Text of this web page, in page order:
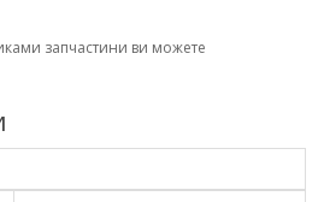
запчастини ви можете